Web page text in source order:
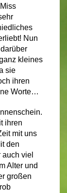
Nun
kleines
sie
ihren
Worte…
ihren
mit uns
den
viel
Alter und
großen